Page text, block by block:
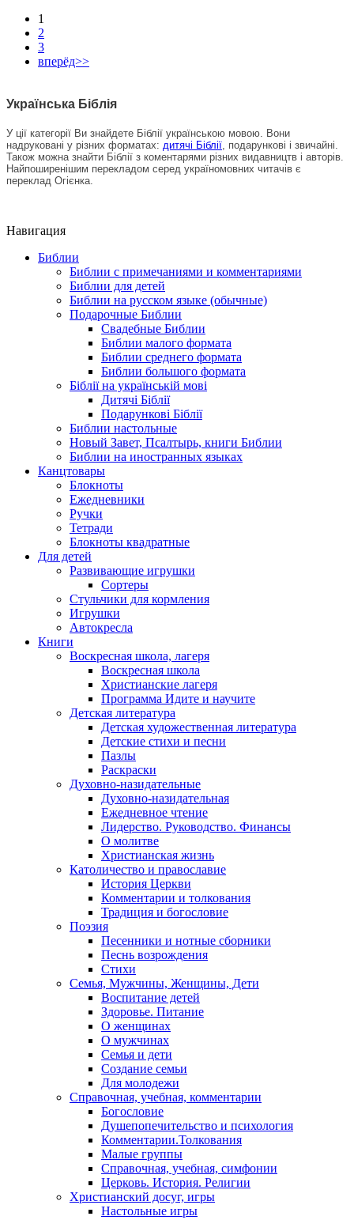
1
2
3
вперёд>>
Українська Біблія
У ції категорії Ви знайдете Біблії українською мовою. Вони
надруковані у різних форматах: дитячі Біблії , подарункові і звичайні.
Також можна знайти Біблії з коментарями різних видавництв і авторів.
Найпоширенішим перекладом серед україномовних читачів є
переклад Огієнка.
Навигация
Библии
Библии с примечаниями и комментариями
Библии для детей
Библии на русском языке (обычные)
Подарочные Библии
Свадебные Библии
Библии малого формата
Библии среднего формата
Библии большого формата
Біблії на українській мові
Дитячі Біблії
Подарункові Біблії
Библии настольные
Новый Завет, Псалтырь, книги Библии
Библии на иностранных языках
Канцтовары
Блокноты
Ежедневники
Ручки
Тетради
Блокноты квадратные
Для детей
Развивающие игрушки
Сортеры
Стульчики для кормления
Игрушки
Автокресла
Книги
Воскресная школа, лагеря
Воскресная школа
Христианские лагеря
Программа Идите и научите
Детская литература
Детская художественная литература
Детские стихи и песни
Пазлы
Раскраски
Духовно-назидательные
Духовно-назидательная
Ежедневное чтение
Лидерство. Руководство. Финансы
О молитве
Христианская жизнь
Католичество и православие
История Церкви
Комментарии и толкования
Традиция и богословие
Поэзия
Песенники и нотные сборники
Песнь возрождения
Стихи
Семья, Мужчины, Женщины, Дети
Воспитание детей
Здоровье. Питание
О женщинах
О мужчинах
Семья и дети
Создание семьи
Для молодежи
Справочная, учебная, комментарии
Богословие
Душепопечительство и психология
Комментарии.Толкования
Малые группы
Справочная, учебная, симфонии
Церковь. История. Религии
Христианский досуг, игры
Настольные игры